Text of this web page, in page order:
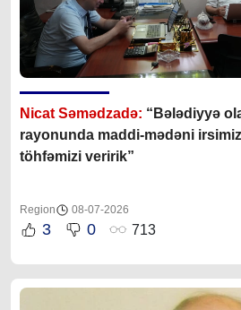
Nicat Səmədzadə: “Bələdiyyə
rayonunda maddi-mədəni
töhfəmizi veririk”
Region 08-07-2026
3 0 713